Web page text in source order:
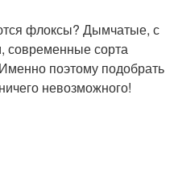
флоксы? Дымчатые, с
современные сорта
поэтому подобрать
невозможного!